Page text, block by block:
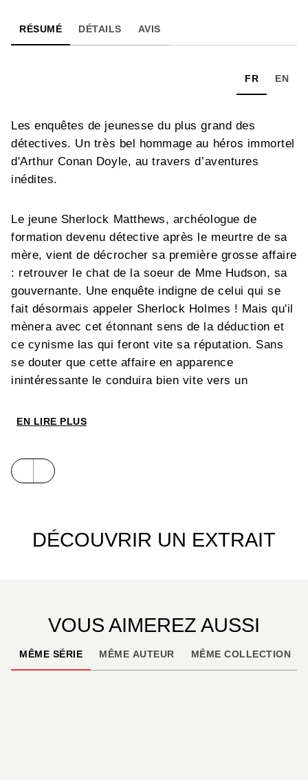
RÉSUMÉ DÉTAILS AVIS
FR EN
Les enquêtes de jeunesse du plus grand des
détectives. Un très bel hommage au héros immortel
d'Arthur Conan Doyle, au travers d’aventures
inédites.
Le jeune Sherlock Matthews, archéologue de
formation devenu détective après le meurtre de sa
mère, vient de décrocher sa première grosse affaire
: retrouver le chat de la soeur de Mme Hudson, sa
gouvernante. Une enquête indigne de celui qui se
fait désormais appeler Sherlock Holmes ! Mais qu'il
mènera avec cet étonnant sens de la déduction et
ce cynisme las qui feront vite sa réputation. Sans
se douter que cette affaire en apparence
inintéressante le conduira bien vite vers un
enivrants de l'opium...
Avec Didier Convard, Éric Adam et Jean-Louis Le
Hir, assistez à la naissance d'une légende : celle du
EN LIRE PLUS
DÉCOUVRIR UN EXTRAIT
VOUS AIMEREZ AUSSI
MÊME SÉRIE MÊME AUTEUR MÊME COLLECTION